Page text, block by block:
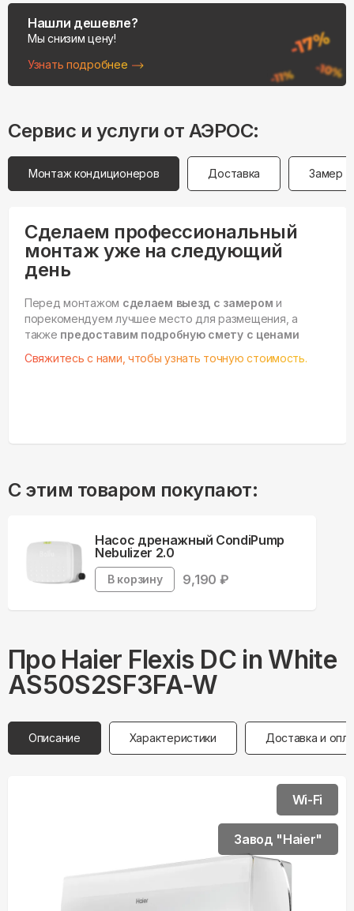
Нашли дешевле?
Мы снизим цену!
Узнать подробнее
Сервис и услуги от АЭРОС:
Монтаж кондиционеров Доставка Замер
Сделаем профессиональный
монтаж уже на следующий
день
Перед монтажом сделаем выезд с замером и
порекомендуем лучшее место для размещения, а
также предоставим подробную смету с ценами
Свяжитесь с нами, чтобы узнать точную стоимость.
С этим товаром покупают:
Насос дренажный CondiPump
Nebulizer 2.0
В корзину 9,190 ₽
Про Haier Flexis DC in White
AS50S2SF3FA-W
Описание Характеристики Доставка и
Wi-Fi
Завод "Haier"